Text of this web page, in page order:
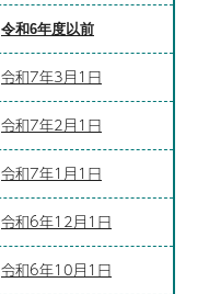
令和6年度以前
令和7年3月1日
令和7年2月1日
令和7年1月1日
令和6年12月1日
令和6年10月1日